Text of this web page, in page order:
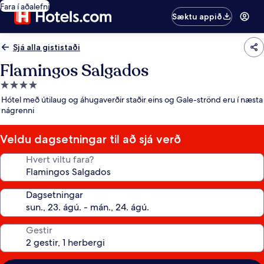
Fara í aðalefni
Sæktu appið
Sjá alla gististaði
Flamingos Salgados
4.0
stjörnu
gististaður
Hótel með útilaug og áhugaverðir staðir eins og Gale-strönd eru í næsta
nágrenni
Veldu dagsetningar til að sjá verð
Hvert viltu fara?
Dagsetningar
Gestir